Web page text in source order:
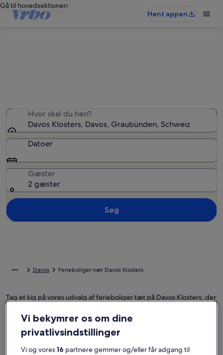
Gå til hovedsektionen
Hent appen
Hvor skal du hen?
Davos Klosters, Davos, Graubünden, Schweiz
Datoer
Gæster
2 gæster
Søg
Davos Ferieboliger nær Davos Klosters
Tag et kig på vores udvalg af ferieboliger tæt på Davos Klosters, der
venner, har ferieboliger alle faciliteter, du behøver til den perfekte
rejse, som f.eks. en have og en pool. Her vil du nemt finde et sted,
der passer til alles behov, inklusive steder, der er røgfri og har
Vi bekymrer os om dine
privatlivsindstillinger
Vi og vores16 partnere gemmer og/eller får adgang til